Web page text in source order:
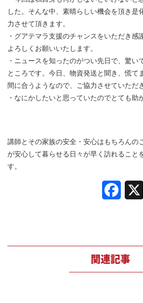
した。そんな中、素晴らしい機会を頂き是
力させて頂きます。
・グアテマラ支援のチャンスをいただき感
よろしくお願いいたします。
・ニュースを知ったのがつい先日で、驚い
ところです。今日、物資発送と聞き、慌て
間に合うようなので、ご協力させていただ
・ なにかしたいと思っていたのでとても助
講師とその家族の安全・安心はもちろんの
が安心して暮らせる日々が早く訪れること
す。
関連記事